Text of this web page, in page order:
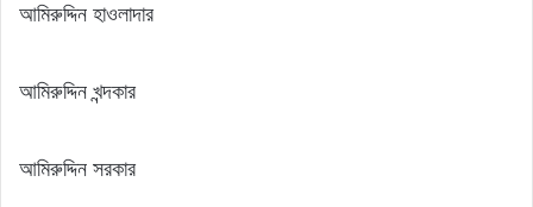
আমিরুদ্দিন হাওলাদার
আমিরুদ্দিন খন্দকার
আমিরুদ্দিন সরকার